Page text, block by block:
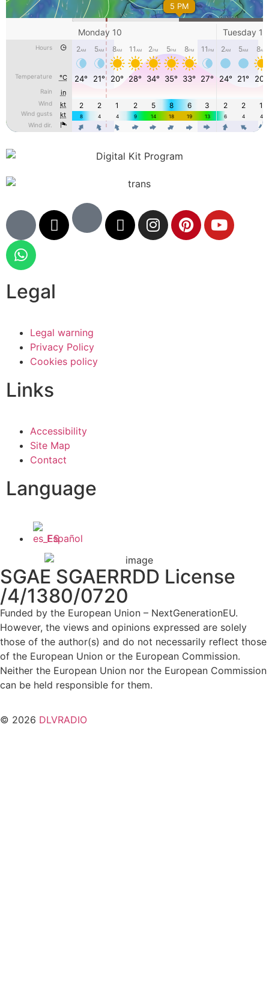
Legal
Legal warning
Privacy Policy
Cookies policy
Links
Accessibility
Site Map
Contact
Language
Español
SGAE SGAERRDD License
/4/1380/0720
Funded by the European Union – NextGenerationEU.
However, the views and opinions expressed are solely
those of the author(s) and do not necessarily reflect those
of the European Union or the European Commission.
Neither the European Union nor the European Commission
can be held responsible for them.
© 2026 DLVRADIO